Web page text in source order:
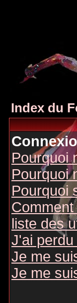
Index du
Pourquoi
Pourquoi
Pourquoi
liste des
J'ai
Je me
Je me